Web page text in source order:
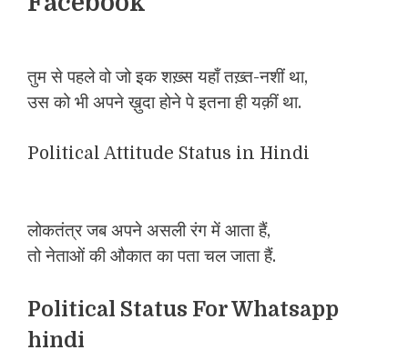
तुम से पहले वो जो इक शख़्स यहाँ तख़्त-नशीं था,
उस को भी अपने ख़ुदा होने पे इतना ही यक़ीं था.
Political Attitude Status in Hindi
लोकतंत्र जब अपने असली रंग में आता हैं,
तो नेताओं की औकात का पता चल जाता हैं.
Political Status For Whatsapp
hindi